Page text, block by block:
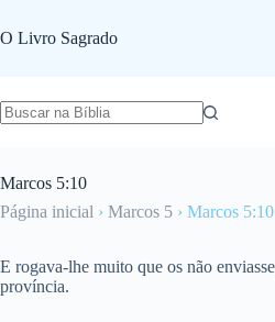
para
o
O Livro Sagrado
Marcos 5:10
Página inicial › Marcos 5 › Marcos 5:10
E rogava-lhe muito que os não
província.